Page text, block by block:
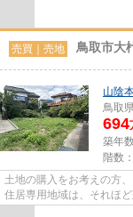
売買｜売地 鳥取市大
山陰
鳥取県
694
築年
階数
土地の購入をお考えの方
住居専用地域は、それほ
た住居専用地域です。広